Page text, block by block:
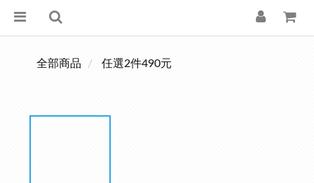
全部商品 任選2件490元